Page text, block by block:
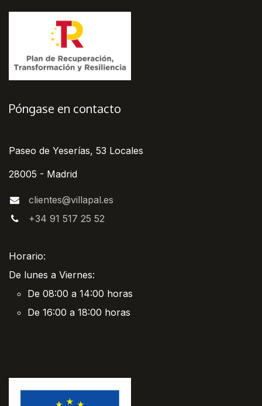
Póngase en contacto
Paseo de Yeserías, 53 Locales
28005 - Madrid
clientes@villapal.es
+34 91 517 25 52
Horario:
De lunes a Viernes:
De 08:00 a 14:00 horas
De 16:00 a 18:00 horas